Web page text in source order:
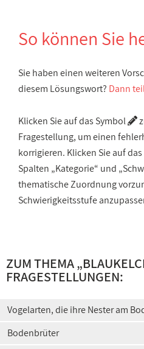
So können Sie
Sie haben einen weiteren
diesem Lösungswort? Dann
Klicken Sie auf das Symbol
Fragestellung, um einen
korrigieren. Klicken Sie auf
Spalten „Kategorie“ und
thematische Zuordnung
Schwierigkeitsstufe
ZUM THEMA
FRAGESTELLUNGEN:
Vogelarten, die ihre Nester am
Bodenbrüter